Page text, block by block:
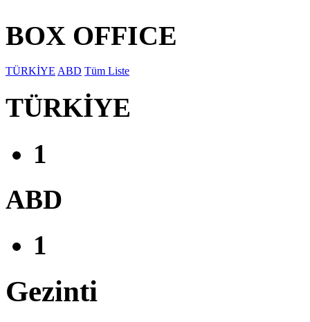
BOX OFFICE
TÜRKİYE ABD Tüm Liste
TÜRKİYE
1
ABD
1
Gezinti